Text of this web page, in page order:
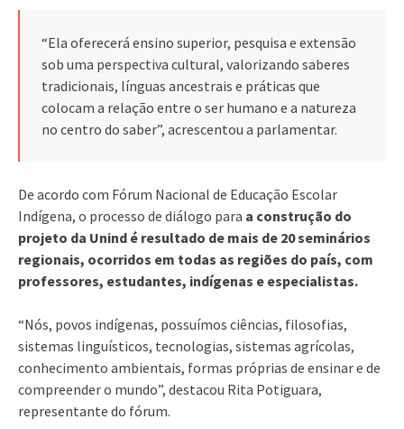
“Ela oferecerá ensino superior, pesquisa e extensão
sob uma perspectiva cultural, valorizando saberes
tradicionais, línguas ancestrais e práticas que
colocam a relação entre o ser humano e a natureza
no centro do saber”, acrescentou a parlamentar.
De acordo com Fórum Nacional de Educação Escolar
Indígena, o processo de diálogo para a construção do
projeto da Unind é resultado de mais de 20 seminários
regionais, ocorridos em todas as regiões do país, com
professores, estudantes, indígenas e especialistas.
“Nós, povos indígenas, possuímos ciências, filosofias,
sistemas linguísticos, tecnologias, sistemas agrícolas,
conhecimento ambientais, formas próprias de ensinar e de
compreender o mundo”, destacou Rita Potiguara,
representante do fórum.